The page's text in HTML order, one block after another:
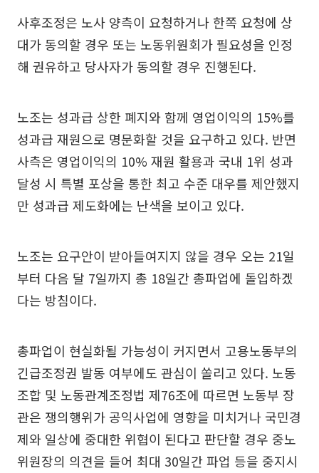
사후조정은 노사 양측이 요청하거나 한쪽 요청에 상
대가 동의할 경우 또는 노동위원회가 필요성을 인정
해 권유하고 당사자가 동의할 경우 진행된다.
노조는 성과급 상한 폐지와 함께 영업이익의 15%를
성과급 재원으로 명문화할 것을 요구하고 있다. 반면
사측은 영업이익의 10% 재원 활용과 국내 1위 성과
달성 시 특별 포상을 통한 최고 수준 대우를 제안했지
만 성과급 제도화에는 난색을 보이고 있다.
노조는 요구안이 받아들여지지 않을 경우 오는 21일
부터 다음 달 7일까지 총 18일간 총파업에 돌입하겠
다는 방침이다.
총파업이 현실화될 가능성이 커지면서 고용노동부의
긴급조정권 발동 여부에도 관심이 쏠리고 있다. 노동
조합 및 노동관계조정법 제76조에 따르면 노동부 장
관은 쟁의행위가 공익사업에 영향을 미치거나 국민경
제와 일상에 중대한 위협이 된다고 판단할 경우 중노
위원장의 의견을 들어 최대 30일간 파업 등을 중지시